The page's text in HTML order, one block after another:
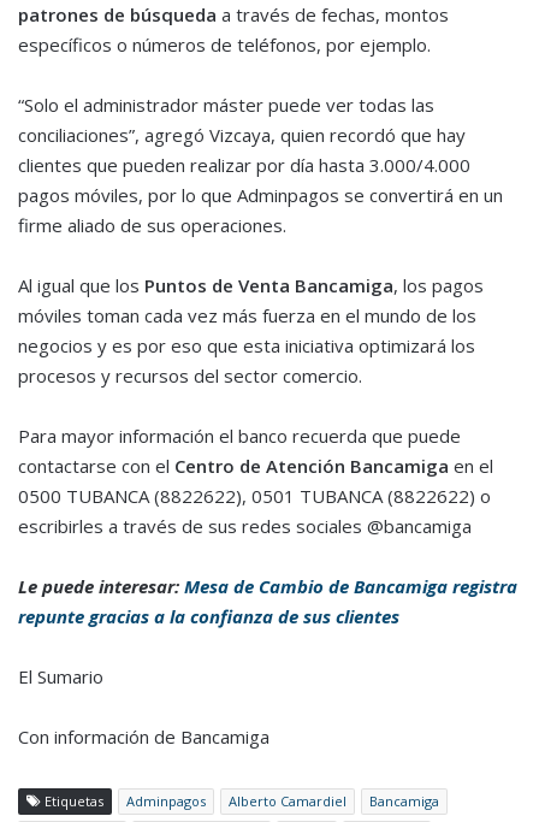
patrones de búsqueda a través de fechas, montos
específicos o números de teléfonos, por ejemplo.
“Solo el administrador máster puede ver todas las
conciliaciones”, agregó Vizcaya, quien recordó que hay
clientes que pueden realizar por día hasta 3.000/4.000
pagos móviles, por lo que Adminpagos se convertirá en un
firme aliado de sus operaciones.
Al igual que los Puntos de Venta Bancamiga, los pagos
móviles toman cada vez más fuerza en el mundo de los
negocios y es por eso que esta iniciativa optimizará los
procesos y recursos del sector comercio.
Para mayor información el banco recuerda que puede
contactarse con el Centro de Atención Bancamiga en el
0500 TUBANCA (8822622), 0501 TUBANCA (8822622) o
escribirles a través de sus redes sociales @bancamiga
Le puede interesar: Mesa de Cambio de Bancamiga registra
repunte gracias a la confianza de sus clientes
El Sumario
Con información de Bancamiga
Etiquetas Adminpagos Alberto Camardiel
Bancamiga